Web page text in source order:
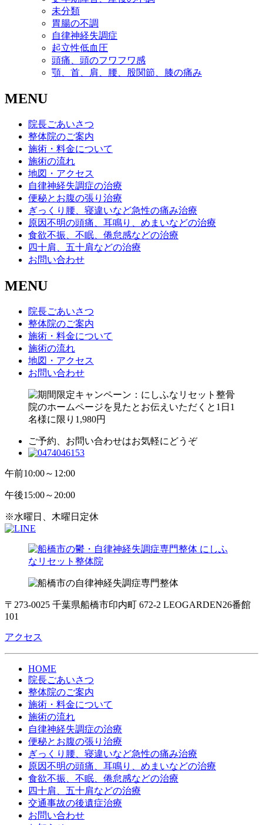
未分類
胃腸の不調
自律神経失調症
起立性低血圧
頭痛、頭のフワフワ感
顎、首、肩、腰、股関節、膝の痛み
MENU
院長ごあいさつ
整体院のご案内
施術・料金について
施術の流れ
地図・アクセス
自律神経失調症の治療
便秘とお腹の張り治療
ぎっくり腰、寝違いなど急性の痛み治療
原因不明の頭痛、耳鳴り、めまいなどの治療
食欲不振、不眠、倦怠感などの治療
四十肩、五十肩などの治療
お問い合わせ
MENU
院長ごあいさつ
整体院のご案内
施術・料金について
施術の流れ
地図・アクセス
お問い合わせ
ご予約、お問い合わせはお気軽にどうぞ
午前10:00～12:00
午後15:00～20:00
※水曜日、木曜日定休
〒273-0025 千葉県船橋市印内町 672-2 LEOGARDEN26番館
101
アクセス
HOME
院長ごあいさつ
整体院のご案内
施術・料金について
施術の流れ
自律神経失調症の治療
便秘とお腹の張り治療
ぎっくり腰、寝違いなど急性の痛み治療
原因不明の頭痛、耳鳴り、めまいなどの治療
食欲不振、不眠、倦怠感などの治療
四十肩、五十肩などの治療
交通事故の後遺症治療
お問い合わせ